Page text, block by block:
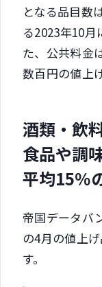
となる品目数
る2023年10
た、公共料金
数百円の値上
酒類・飲
食品や調
平均15％
帝国データバ
の4月の値上
す。